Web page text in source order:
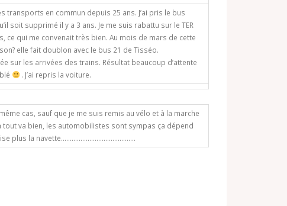
transports en commun depuis 25 ans. J’ai pris le bus
soit supprimé il y a 3 ans. Je me suis rabattu sur le TER
ce qui me convenait très bien. Au mois de mars de cette
elle fait doublon avec le bus 21 de Tisséo.
sur les arrivées des trains. Résultat beaucoup d’attente
. J’ai repris la voiture.
cas, sauf que je me suis remis au vélo et à la marche
va bien, les automobilistes sont sympas ça dépend
plus la navette……………………………………